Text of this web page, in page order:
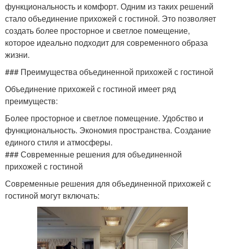
функциональность и комфорт. Одним из таких решений
стало объединение прихожей с гостиной. Это позволяет
создать более просторное и светлое помещение,
которое идеально подходит для современного образа
жизни.
### Преимущества объединенной прихожей с гостиной
Объединение прихожей с гостиной имеет ряд
преимуществ:
Более просторное и светлое помещение. Удобство и
функциональность. Экономия пространства. Создание
единого стиля и атмосферы.
### Современные решения для объединенной
прихожей с гостиной
Современные решения для объединенной прихожей с
гостиной могут включать: